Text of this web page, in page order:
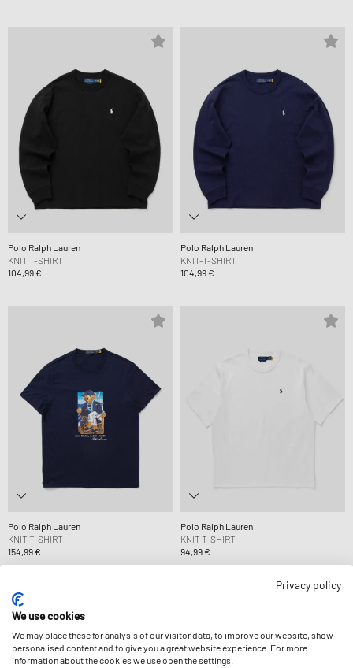
Polo Ralph Lauren
KNIT T-SHIRT
104,99 €
Polo Ralph Lauren
KNIT-T-SHIRT
104,99 €
Polo Ralph Lauren
KNIT T-SHIRT
154,99 €
Polo Ralph Lauren
KNIT T-SHIRT
94,99 €
Privacy policy
We use cookies
We may place these for analysis of our visitor data, to improve our website, show
personalised content and to give you a great website experience. For more
information about the cookies we use open the settings.